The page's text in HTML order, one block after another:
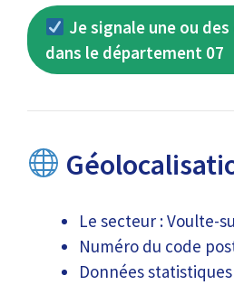
Je signale une ou
dans le département 07
Le secteur : Voulte-
Numéro du code
Données